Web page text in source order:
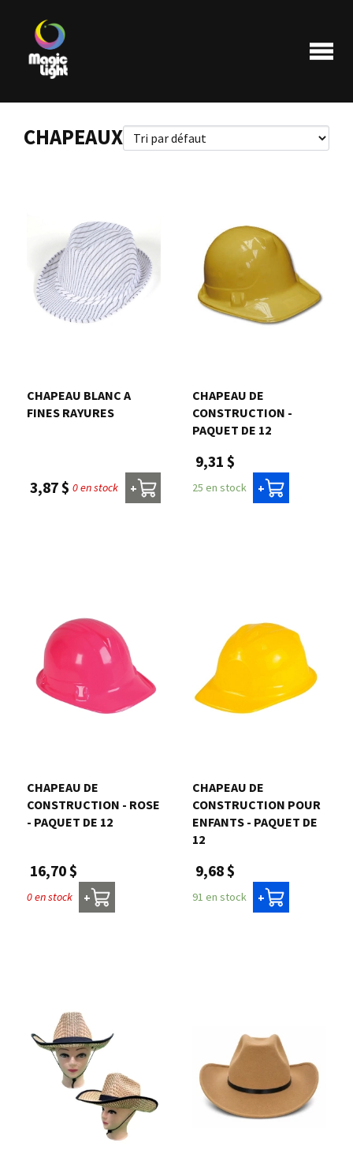
Les plus populaires
Liquidations
Panier
CHAPEAUX
CHAPEAU BLANC A
FINES RAYURES
3,87 $ 0 en stock +
CHAPEAU DE
CONSTRUCTION -
PAQUET DE 12
9,31 $
25 en stock +
CHAPEAU DE
CONSTRUCTION - ROSE
- PAQUET DE 12
16,70 $
0 en stock +
CHAPEAU DE
CONSTRUCTION POUR
ENFANTS - PAQUET DE
12
9,68 $
91 en stock +